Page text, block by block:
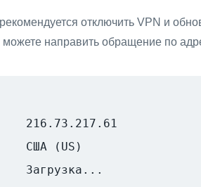
отключить VPN и
направить обращение по
216.73.217.61
США (US)
Загрузка...